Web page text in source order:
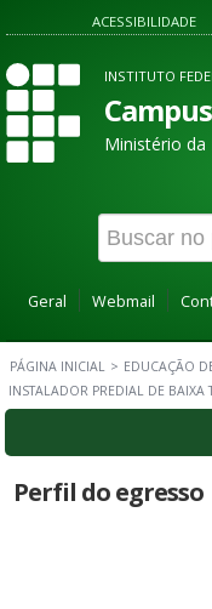
ACESSIBILIDADE
INSTITUTO
Ministério da
Geral
Webmail
PÁGINA INICIAL > EDUCAÇÃO
INSTALADOR PREDIAL DE BAIXA
Perfil do egresso